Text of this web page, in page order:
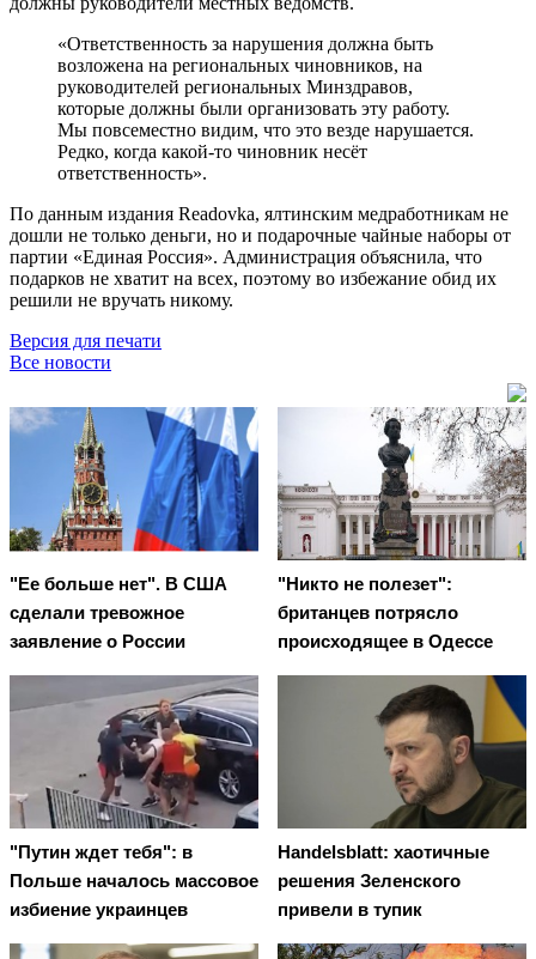
«Ответственность за нарушения должна быть
возложена на региональных чиновников, на
руководителей региональных Минздравов,
которые должны были организовать эту работу.
Мы повсеместно видим, что это везде нарушается.
Редко, когда какой-то чиновник несёт
ответственность».
По данным издания Readovka, ялтинским медработникам не
дошли не только деньги, но и подарочные чайные наборы от
партии «Единая Россия». Администрация объяснила, что
подарков не хватит на всех, поэтому во избежание обид их
решили не вручать никому.
Версия для печати
Все новости
"Ее больше нет". В США
сделали тревожное
заявление о России
"Никто не полезет":
британцев потрясло
происходящее в Одессе
"Путин ждет тебя": в
Польше началось массовое
избиение украинцев
Handelsblatt: хаотичные
решения Зеленского
привели в тупик